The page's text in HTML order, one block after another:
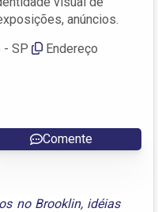
anúncios.
- SP
Endereço
Comente
no Brooklin, idéias